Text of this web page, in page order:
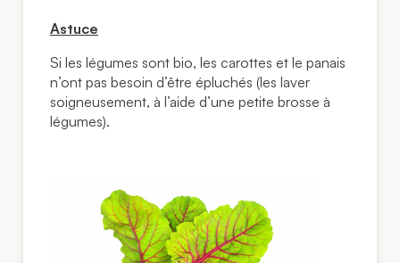
Astuce
Si les légumes sont bio, les carottes et le panais
n’ont pas besoin d’être épluchés (les laver
soigneusement, à l’aide d’une petite brosse à
légumes).